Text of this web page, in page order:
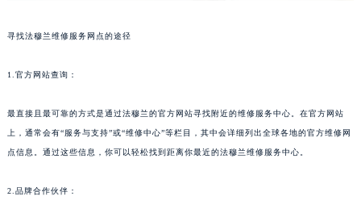
寻找法穆兰维修服务网点的途径
1.官方网站查询：
最直接且最可靠的方式是通过法穆兰的官方网站寻找附近的维修服务中心。在官方网站
上，通常会有“服务与支持”或“维修中心”等栏目，其中会详细列出全球各地的官方维修网
点信息。通过这些信息，你可以轻松找到距离你最近的法穆兰维修服务中心。
2.品牌合作伙伴：